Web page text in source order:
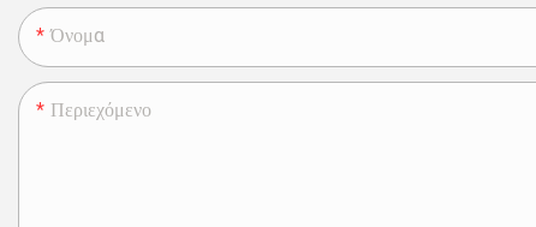
Όνομα
Περιεχόμενο